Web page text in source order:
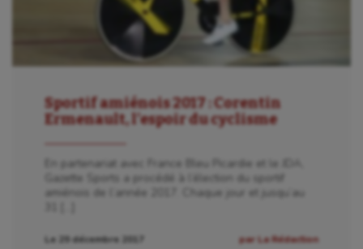
Sportif amiénois 2017 : Corentin
Ermenault, l’espoir du cyclisme
En partenariat avec France Bleu Picardie et le JDA,
Gazette Sports a procédé à l’élection du sportif
amiénois de l’année 2017. Chaque jour et jusqu’au
Le 29 décembre 2017 par La Rédaction